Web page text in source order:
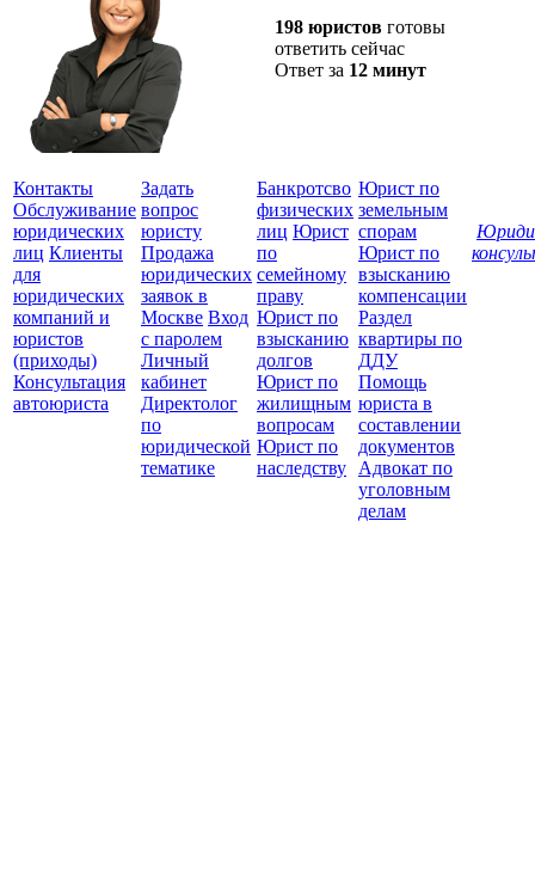
198 юристов готовы
ответить сейчас
Ответ за 12 минут
Контакты
Обслуживание
юридических
лиц Клиенты
для
юридических
компаний и
юристов
(приходы)
Консультация
автоюриста
Задать
вопрос
юристу
Продажа
юридических
заявок в
Москве Вход
с паролем
Личный
кабинет
Директолог
по
юридической
тематике
Банкротсво
физических
лиц Юрист
по
семейному
праву
Юрист по
взысканию
долгов
Юрист по
жилищным
вопросам
Юрист по
наследству
Юрист по
земельным
спорам
Юрист по
взысканию
компенсации
Раздел
квартиры по
ДДУ
Помощь
юриста в
составлении
документов
Адвокат по
уголовным
делам